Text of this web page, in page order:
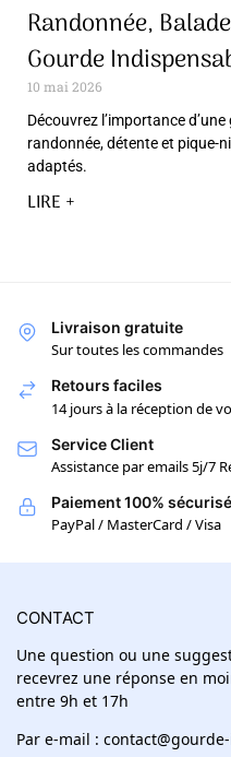
Randonnée,
Gourde
10 mai 2026
Découvrez l’importance
randonnée, détente et pique-
adaptés.
LIRE +
Livraison gratuite
Sur toutes les commandes
Retours faciles
14 jours à la réception de
Service Client
Assistance par emails 5j/7
Paiement 100% sécurisé
PayPal / MasterCard / Visa
CONTACT
Une question ou une
recevrez une réponse en
entre 9h et 17h
Par e-mail :